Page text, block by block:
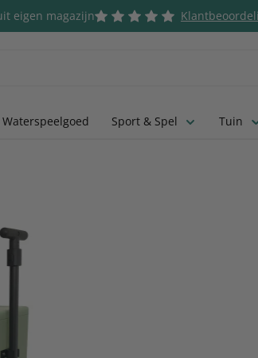
eigen magazijn
Sport & Spel Tuin